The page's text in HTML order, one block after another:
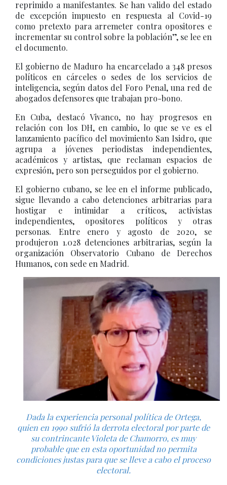
reprimido a manifestantes. Se han valido del estado
de excepción impuesto en respuesta al Covid-19
como pretexto para arremeter contra opositores e
incrementar su control sobre la población”, se lee en
el documento.
El gobierno de Maduro ha encarcelado a 348 presos
políticos en cárceles o sedes de los servicios de
inteligencia, según datos del Foro Penal, una red de
abogados defensores que trabajan pro-bono.
En Cuba, destacó Vivanco, no hay progresos en
relación con los DH, en cambio, lo que se ve es el
lanzamiento pacífico del movimiento San Isidro, que
agrupa a jóvenes periodistas independientes,
académicos y artistas, que reclaman espacios de
expresión, pero son perseguidos por el gobierno.
El gobierno cubano, se lee en el informe publicado,
sigue llevando a cabo detenciones arbitrarias para
hostigar e intimidar a críticos, activistas
independientes, opositores políticos y otras
personas. Entre enero y agosto de 2020, se
produjeron 1.028 detenciones arbitrarias, según la
organización Observatorio Cubano de Derechos
Humanos, con sede en Madrid.
Dada la experiencia personal política de Ortega,
quien en 1990 sufrió la derrota electoral por parte de
su contrincante Violeta de Chamorro, es muy
probable que en esta oportunidad no permita
condiciones justas para que se lleve a cabo el proceso
electoral.